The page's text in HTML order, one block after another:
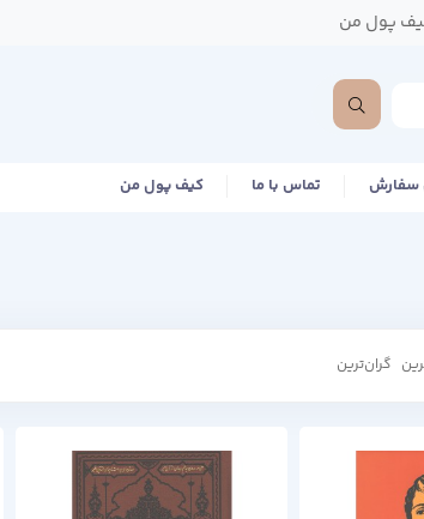
پول من
سفارش تماس با ما کیف پول من
گران‌ترین